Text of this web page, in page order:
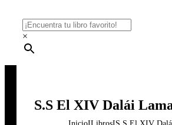
×
S.S El XIV Dalái